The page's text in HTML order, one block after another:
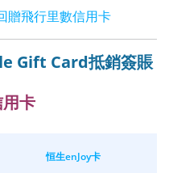
贈飛行里數信用卡
Gift Card抵銷簽賬
卡
恒生enJoy卡